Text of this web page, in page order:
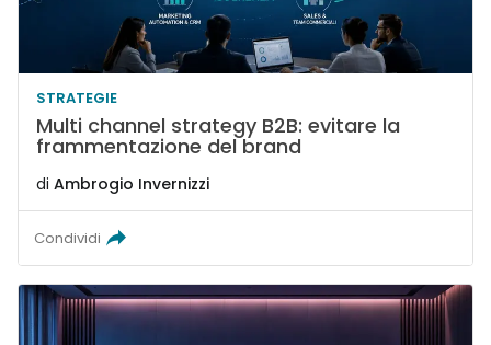
STRATEGIE
Multi channel strategy B2B: evitare la
frammentazione del brand
di Ambrogio Invernizzi
Condividi